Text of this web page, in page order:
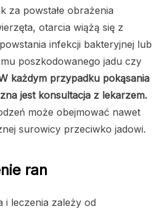
za powstałe obrażenia
otarcia wiążą się z
infekcji bakteryjnej lub
poszkodowanego jadu czy
każdym przypadku pokąsania
jest konsultacja z lekarzem.
może obejmować nawet
surowicy przeciwko jadowi.
ran
i leczenia zależy od